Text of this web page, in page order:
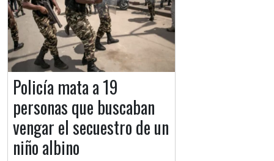
Policía mata a 19
personas que buscaban
vengar el secuestro de un
niño albino